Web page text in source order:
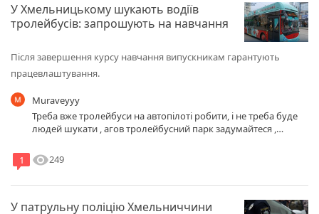
У Хмельницькому шукають водіїв
тролейбусів: запрошують на навчання
Після завершення курсу навчання випускникам гарантують
працевлаштування.
Muraveyyy
Треба вже тролейбуси на автопілоті робити, і не треба буде
людей шукати , агов тролейбусний парк задумайтеся ,
там є такі технології і вже працюють маршрутки без водія,
фото прикріпляю
1 visibility249
У патрульну поліцію Хмельниччини